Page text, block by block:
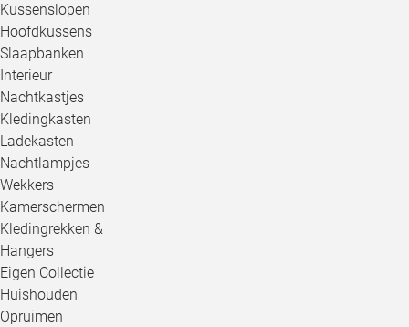
Kussenslopen
Hoofdkussens
Slaapbanken
Interieur
Nachtkastjes
Kledingkasten
Ladekasten
Nachtlampjes
Wekkers
Kamerschermen
Kledingrekken &
Hangers
Eigen Collectie
Huishouden
Opruimen